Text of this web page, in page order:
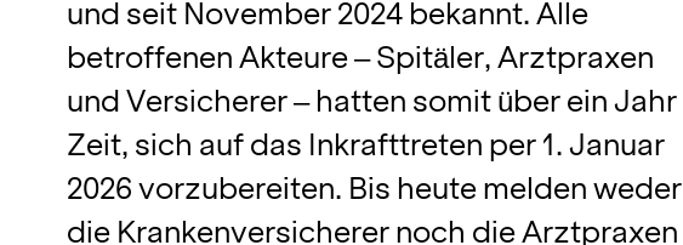
und seit November 2024 bekannt. Alle
betroffenen Akteure – Spitäler, Arztpraxen
und Versicherer – hatten somit über ein Jahr
Zeit, sich auf das Inkrafttreten per 1. Januar
2026 vorzubereiten. Bis heute melden weder
die Krankenversicherer noch die Arztpraxen